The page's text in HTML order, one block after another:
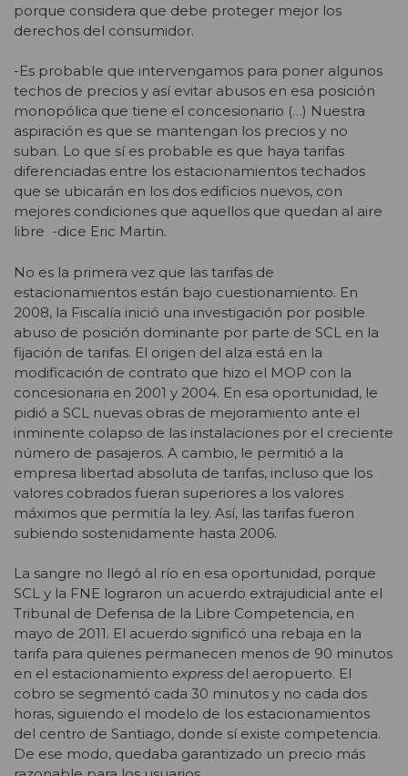
porque considera que debe proteger mejor los
derechos del consumidor.
-Es probable que intervengamos para poner algunos
techos de precios y así evitar abusos en esa posición
monopólica que tiene el concesionario (…) Nuestra
aspiración es que se mantengan los precios y no
suban. Lo que sí es probable es que haya tarifas
diferenciadas entre los estacionamientos techados
que se ubicarán en los dos edificios nuevos, con
mejores condiciones que aquellos que quedan al aire
libre -dice Eric Martin.
No es la primera vez que las tarifas de
estacionamientos están bajo cuestionamiento. En
2008, la Fiscalía inició una investigación por posible
abuso de posición dominante por parte de SCL en la
fijación de tarifas. El origen del alza está en la
modificación de contrato que hizo el MOP con la
concesionaria en 2001 y 2004. En esa oportunidad, le
pidió a SCL nuevas obras de mejoramiento ante el
inminente colapso de las instalaciones por el creciente
número de pasajeros. A cambio, le permitió a la
empresa libertad absoluta de tarifas, incluso que los
valores cobrados fueran superiores a los valores
máximos que permitía la ley. Así, las tarifas fueron
subiendo sostenidamente hasta 2006.
La sangre no llegó al río en esa oportunidad, porque
SCL y la FNE lograron un acuerdo extrajudicial ante el
Tribunal de Defensa de la Libre Competencia, en
mayo de 2011. El acuerdo significó una rebaja en la
tarifa para quienes permanecen menos de 90 minutos
en el estacionamiento express del aeropuerto. El
cobro se segmentó cada 30 minutos y no cada dos
horas, siguiendo el modelo de los estacionamientos
del centro de Santiago, donde sí existe competencia.
De ese modo, quedaba garantizado un precio más